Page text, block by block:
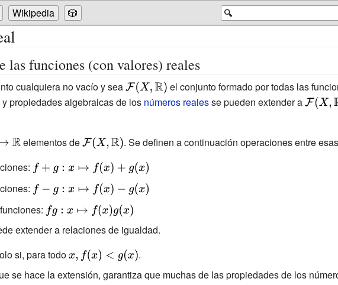
🔍
Wikipedia 🎲
las funciones (con valores) reales
cualquiera no vacío y sea{\displaystyle
{\mathcal
})}
el conjunto formado por todas las
propiedades algebraicas de los números realesse pueden extender a
}}
elementos de{\displaystyle
{F}}(X,
{\mathbb {R}
. Se definen a continuación operaciones entre
{\displaystyle
f+g:x\mapsto
f(x)+g(x)}
{\displaystyle
f-g:x\mapsto
f(x)-g(x)}
{\displaystyle
fg:x\mapsto
extender a relaciones de igualdad.
si, para todo{\displaystyle
x,f(x)<g(x)}
.
se hace la extensión, garantiza que muchas de las propiedades de los